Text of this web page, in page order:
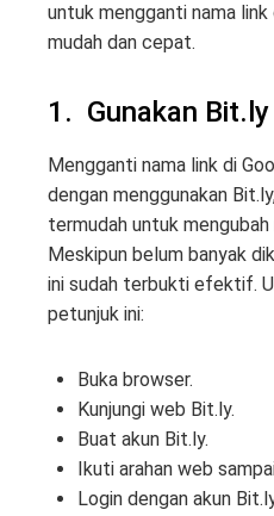
untuk mengganti nama
mudah dan cepat.
1. Gunakan Bit.ly
Mengganti nama link di
dengan menggunakan
termudah untuk
Meskipun belum banyak
ini sudah terbukti efektif.
petunjuk ini:
Buka browser.
Kunjungi web Bit.ly.
Buat akun Bit.ly.
Ikuti arahan web
Login dengan akun